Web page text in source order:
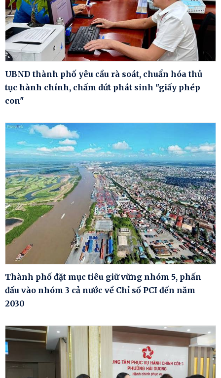
UBND thành phố yêu cầu rà soát, chuẩn hóa thủ
tục hành chính, chấm dứt phát sinh "giấy phép
con"
Thành phố đặt mục tiêu giữ vững nhóm 5, phấn
đấu vào nhóm 3 cả nước về Chỉ số PCI đến năm
2030